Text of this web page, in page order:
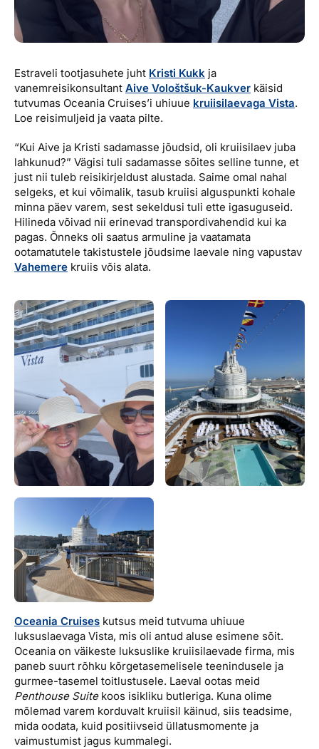
Estraveli tootjasuhete juht Kristi Kukk ja
vanemreisikonsultant Aive Vološtšuk-Kaukver käisid
tutvumas Oceania Cruises’i uhiuue kruiisilaevaga Vista.
Loe reisimuljeid ja vaata pilte.
“Kui Aive ja Kristi sadamasse jõudsid, oli kruiisilaev juba
lahkunud?” Vägisi tuli sadamasse sõites selline tunne, et
just nii tuleb reisikirjeldust alustada. Saime omal nahal
selgeks, et kui võimalik, tasub kruiisi alguspunkti kohale
minna päev varem, sest sekeldusi tuli ette igasuguseid.
Hilineda võivad nii erinevad transpordivahendid kui ka
pagas. Õnneks oli saatus armuline ja vaatamata
ootamatutele takistustele jõudsime laevale ning vapustav
Vahemere kruiis võis alata.
Oceania Cruises kutsus meid tutvuma uhiuue
luksuslaevaga Vista, mis oli antud aluse esimene sõit.
Oceania on väikeste luksuslike kruiisilaevade firma, mis
paneb suurt rõhku kõrgetasemelisele teenindusele ja
gurmee-tasemel toitlustusele. Laeval ootas meid
Penthouse Suitekoos isikliku butleriga. Kuna olime
mõlemad varem korduvalt kruiisil käinud, siis teadsime,
mida oodata, kuid positiivseid üllatusmomente ja
vaimustumist jagus kummalegi.